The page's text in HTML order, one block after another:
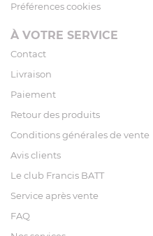
Préférences cookies
À VOTRE SERVICE
Contact
Livraison
Paiement
Retour des produits
Conditions générales de vente
Avis clients
Le club Francis BATT
Service après vente
FAQ